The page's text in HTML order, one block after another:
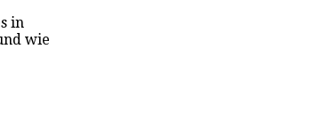
in
wie